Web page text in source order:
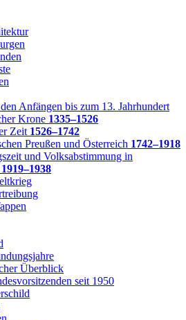
Anfängen bis zum 13. Jahrhundert
Krone 1335–1526
Zeit 1526–1742
Preußen und Österreich 1742–1918
und Volksabstimmung in
1919–1938
Überblick
seit 1950